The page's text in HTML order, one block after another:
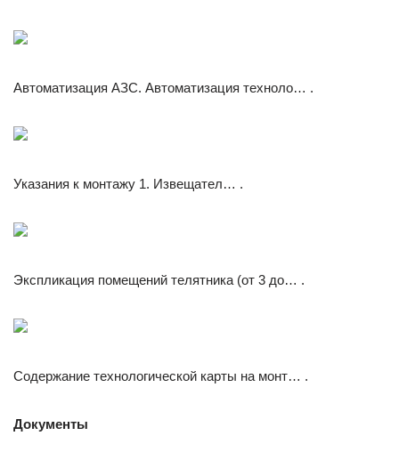
Автоматизация АЗС. Автоматизация техноло… .
Указания к монтажу 1. Извещател… .
Экспликация помещений телятника (от 3 до… .
Содержание технологической карты на монт… .
Документы